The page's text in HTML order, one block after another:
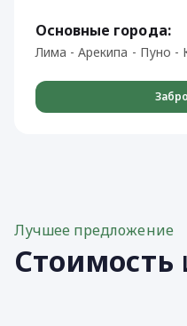
Основные города:
Лима - Арекипа - Пуно -
Лучшее предложение
Стоимость